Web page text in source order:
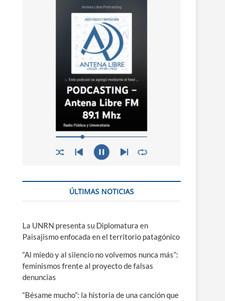
ÚLTIMAS NOTICIAS
La UNRN presenta su Diplomatura en
Paisajismo enfocada en el territorio patagónico
“Al miedo y al silencio no volvemos nunca más”:
feminismos frente al proyecto de falsas
denuncias
“Bésame mucho”: la historia de una canción que